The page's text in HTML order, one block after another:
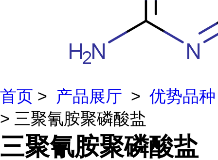
首页 > 产品展厅 > 优势品种
> 三聚氰胺聚磷酸盐
三聚氰胺聚磷酸盐